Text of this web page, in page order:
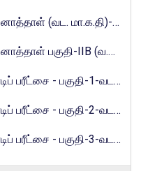
(வட. மா.க.தி)-2021
பகுதி-IIB (வ.மா.க.தி)-2021
- பகுதி-1-வடமாகாணம்-2023
- பகுதி-2-வடமாகாணம்-2023
- பகுதி-3-வடமாகாணம்-2023